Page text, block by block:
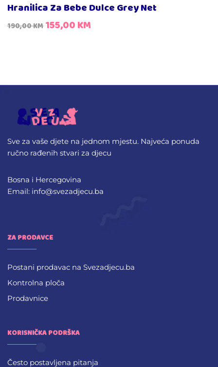
Hranilica Za Bebe Dulce Grey Net
190,00KM 155,00KM
Sve za vaše djete na jednom mjestu. Najveća ponuda
ručno rađenih stvari za djecu
Bosna i Hercegovina
Email: info@svezadjecu.ba
ZA PRODAVCE
Postani prodavac na Svezadjecu.ba
Kontrolna ploča
Prodavnice
KORISNIČKA PODRŠKA
Često postavljena pitanja